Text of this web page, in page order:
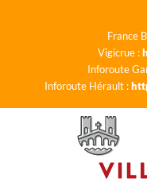
France
Vigicrue :
Inforoute
Inforoute Hérault :